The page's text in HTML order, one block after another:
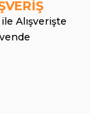
Alışverişte